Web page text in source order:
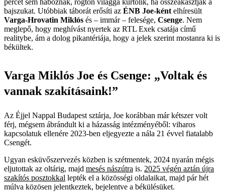
percet sem haboznak, rögtön világgá kürtölik, ha összeakasztják a
bajszukat. Utóbbiak táborát erősíti az ÉNB Joe-ként elhíresült
Varga-Hrovatin Miklós és – immár – felesége, Csenge. Nem
meglepő, hogy meghívást nyertek az RTL Exek csatája című
realitybe, ám a dolog pikantériája, hogy a jelek szerint mostanra ki is
békültek.
Varga Miklós Joe és Csenge: „Voltak és
vannak szakításaink!”
Az Éjjel Nappal Budapest sztárja, Joe korábban már kétszer volt
férj, mégsem ábrándult ki a házasság intézményéből: viharos
kapcsolatuk ellenére 2023-ben eljegyezte a nála 21 évvel fiatalabb
Csengét.
Ugyan esküvőszervezés közben is szétmentek, 2024 nyarán mégis
eljutottak az oltárig, majd mesés nászútra is. 2025 végén aztán újra
szakítós posztokkal lepték el a közösségi oldalaikat, majd pár hét
múlva közösen jelentkeztek, bejelentve a békülésüket.